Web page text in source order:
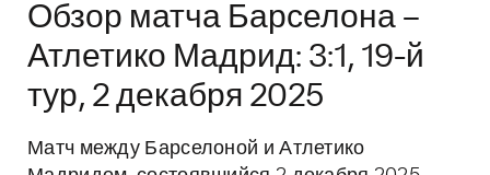
Обзор матча Барселона –
Атлетико Мадрид: 3:1, 19-й
тур, 2 декабря 2025
Матч между Барселоной и Атлетико